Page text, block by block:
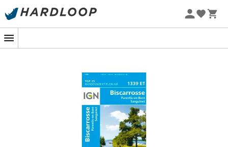
Letní akce 🔥 -5 % EXTRA při nákupu 2 produktů* s kódem